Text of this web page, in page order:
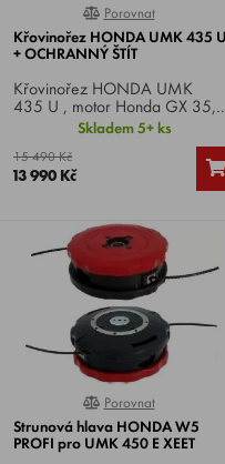
0%
Porovnat
Křovinořez HONDA UMK 435 U
+ OCHRANNÝ ŠTÍT
Křovinořez HONDA UMK
435 U , motor Honda GX 35,
4-takt, výkon 1.6 HP, obsah
motoru 35 cm3, váha 6,8 Kg.
Skladem 5+ ks
15 490 Kč
13 990 Kč
0%
Porovnat
Strunová hlava HONDA W5
PROFI pro UMK 450 E XEET